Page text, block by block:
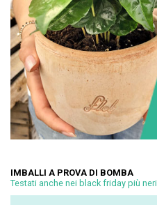
IMBALLI A PROVA DI BOMBA
Testati anche nei black friday più neri